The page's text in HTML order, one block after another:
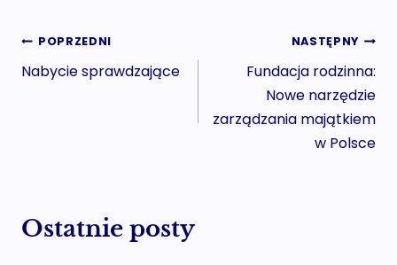
Nawigacja
wpisu
POPRZEDNI
Nabycie sprawdzające
NASTĘPNY
Fundacja rodzinna:
Nowe narzędzie
zarządzania majątkiem
w Polsce
Ostatnie posty